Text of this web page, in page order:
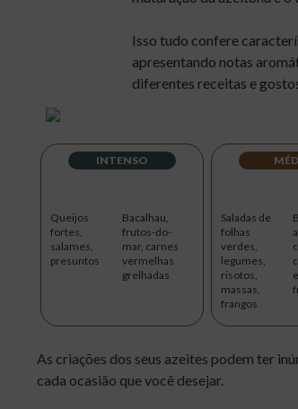
Isso tudo confere
apresentando notas
diferentes receitas e
INTENSO
Queijos
fortes,
salames,
presuntos
Bacalhau,
frutos-do-
mar, carnes
vermelhas
grelhadas
Saladas de
folhas
verdes,
legumes,
risotos,
massas,
frangos
As criações dos seus azeites podem ter
cada ocasião que você desejar.